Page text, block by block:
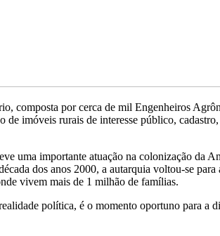
composta por cerca de mil Engenheiros
de imóveis rurais de interesse público,
uma importante atuação na colonização da
dos anos 2000, a autarquia voltou-se
vivem mais de 1 milhão de famílias.
política, é o momento oportuno para a